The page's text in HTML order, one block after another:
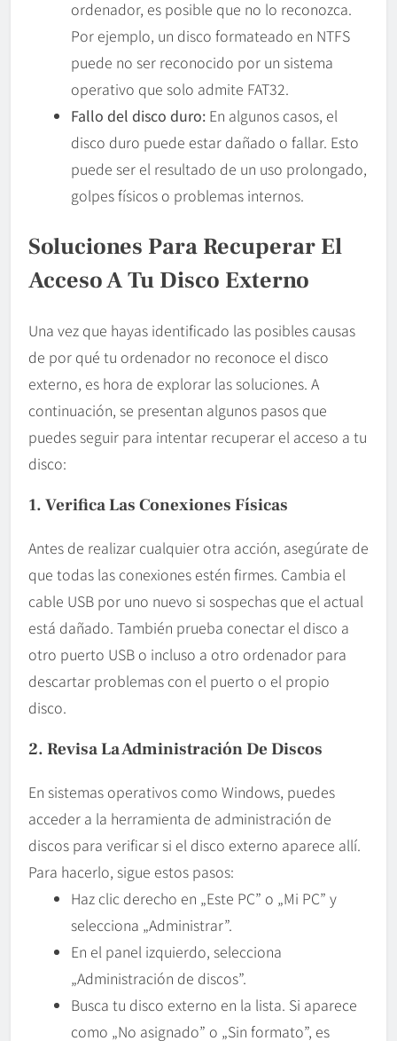
ordenador, es posible que no lo reconozca.
Por ejemplo, un disco formateado en NTFS
puede no ser reconocido por un sistema
operativo que solo admite FAT32.
Fallo del disco duro: En algunos casos, el
disco duro puede estar dañado o fallar. Esto
puede ser el resultado de un uso prolongado,
golpes físicos o problemas internos.
Soluciones Para Recuperar El
Acceso A Tu Disco Externo
Una vez que hayas identificado las posibles causas
de por qué tu ordenador no reconoce el disco
externo, es hora de explorar las soluciones. A
continuación, se presentan algunos pasos que
puedes seguir para intentar recuperar el acceso a tu
disco:
1. Verifica Las Conexiones Físicas
Antes de realizar cualquier otra acción, asegúrate de
que todas las conexiones estén firmes. Cambia el
cable USB por uno nuevo si sospechas que el actual
está dañado. También prueba conectar el disco a
otro puerto USB o incluso a otro ordenador para
descartar problemas con el puerto o el propio
disco.
2. Revisa La Administración De Discos
En sistemas operativos como Windows, puedes
acceder a la herramienta de administración de
discos para verificar si el disco externo aparece allí.
Para hacerlo, sigue estos pasos:
Haz clic derecho en „Este PC” o „Mi PC” y
selecciona „Administrar”.
En el panel izquierdo, selecciona
„Administración de discos”.
Busca tu disco externo en la lista. Si aparece
como „No asignado” o „Sin formato”, es